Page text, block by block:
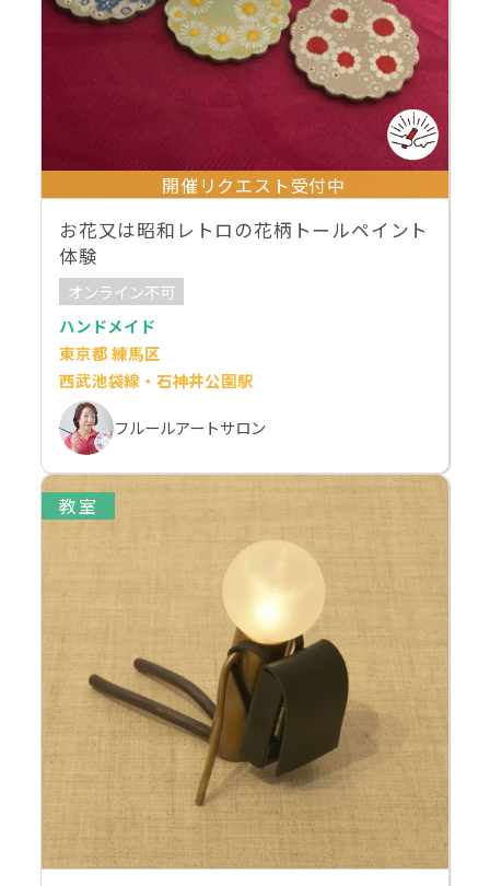
開催リクエスト受付中
お花又は昭和レトロの花柄トールペイント
体験
オンライン不可
ハンドメイド
東京都 練馬区
西武池袋線・石神井公園駅
フルールアートサロン
教室